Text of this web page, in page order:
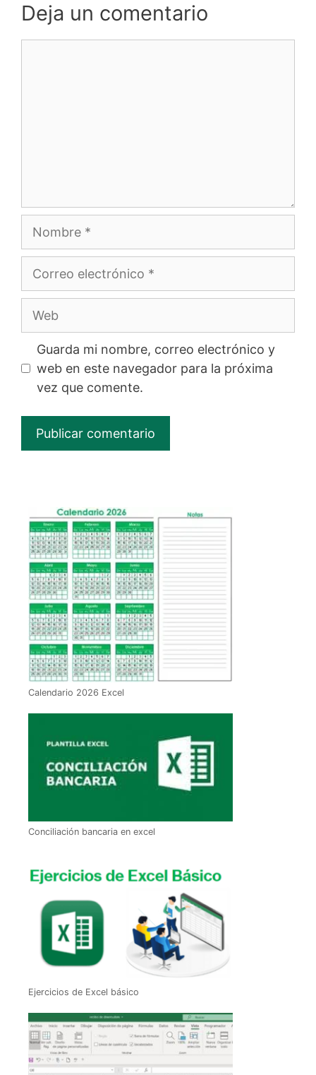
Deja un comentario
Nombre
Correo
Web
Guarda mi nombre, correo electrónico y
web en este navegador para la próxima
vez que comente.
Calendario 2026 Excel
Conciliación bancaria en excel
Ejercicios de Excel básico